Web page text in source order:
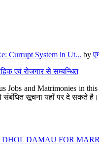
Currupt System in Ut... by
एवं रोजगार से सम्बन्धित
Jobs and Matrimonies in
सूचना यहाँ पर दे सकते
DHOL DAMAU FOR